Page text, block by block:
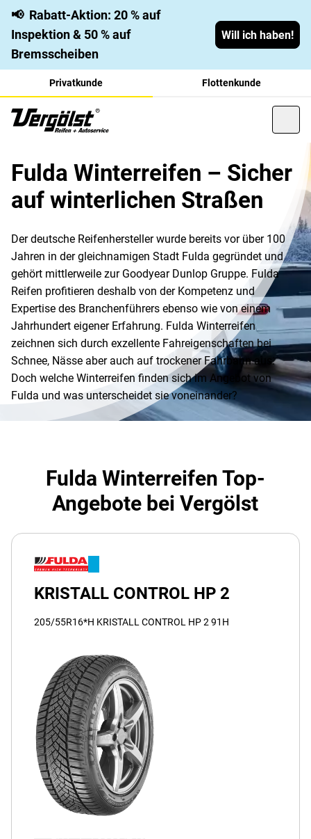
📢 Rabatt-Aktion: 20 % auf
Inspektion & 50 % auf
Bremsscheiben
Will ich haben!
Privatkunde Flottenkunde
Fulda Winterreifen – Sicher
auf winterlichen Straßen
Der deutsche Reifenhersteller wurde bereits vor über 100
Jahren in der gleichnamigen Stadt Fulda gegründet und
gehört mittlerweile zur Goodyear Dunlop Gruppe. Fulda
Reifen profitieren deshalb von der Kompetenz und
Expertise des Branchenführers ebenso wie von einem
Jahrhundert eigener Erfahrung. Fulda Winterreifen
zeichnen sich durch exzellente Fahreigenschaften bei
Schnee, Nässe aber auch auf trockener Fahrbahn aus.
Doch welche Winterreifen finden sich im Angebot von
Fulda und was unterscheidet sie voneinander?
Fulda Winterreifen Top-
Angebote bei Vergölst
KRISTALL CONTROL HP 2
205/55R16*H KRISTALL CONTROL HP 2 91H